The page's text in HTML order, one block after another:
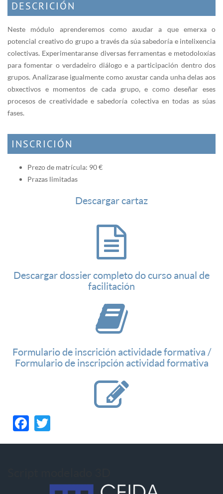
DESCRICIÓN
Neste módulo aprenderemos como axudar a que emerxa o
potencial creativo do grupo a través da súa sabedoría e intelixencia
colectivas. Experimentaranse diversas ferramentas e metodoloxías
para fomentar o verdadeiro diálogo e a participación dentro dos
grupos. Analizarase igualmente como axustar canda unha delas aos
obxectivos e momentos de cada grupo, e como deseñar eses
procesos de creatividade e sabedoría colectiva en todas as súas
fases.
INSCRICIÓN
Prezo de matrícula: 90 €
Prazas limitadas
Descargar cartaz
Descargar dossier completo do curso anual de
facilitación
Formulario de inscrición actividade formativa /
Formulario de inscripción actividad formativa
Facebook